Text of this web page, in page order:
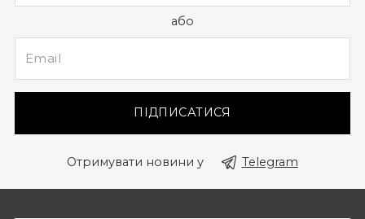
або
ПІДПИСАТИСЯ
Отримувати новини у Telegram